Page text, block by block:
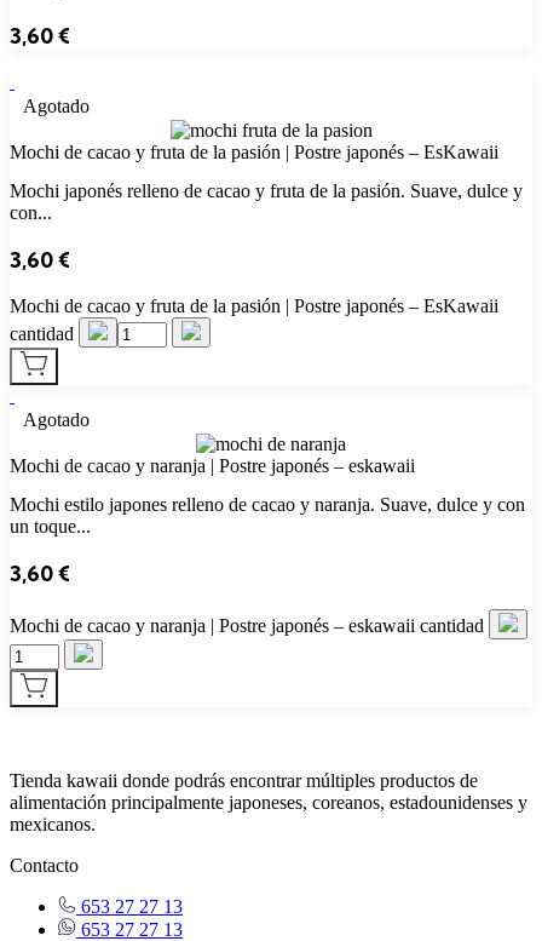
3,60€
Agotado
Mochi de cacao y fruta de la pasión | Postre japonés – EsKawaii
Mochi japonés relleno de cacao y fruta de la pasión. Suave, dulce y
con...
3,60€
Mochi de cacao y fruta de la pasión | Postre japonés – EsKawaii
cantidad
Agotado
Mochi de cacao y naranja | Postre japonés – eskawaii
Mochi estilo japones relleno de cacao y naranja. Suave, dulce y con
un toque...
3,60€
Mochi de cacao y naranja | Postre japonés – eskawaii cantidad
Tienda kawaii donde podrás encontrar múltiples productos de
alimentación principalmente japoneses, coreanos, estadounidenses y
mexicanos.
Contacto
653 27 27 13
653 27 27 13